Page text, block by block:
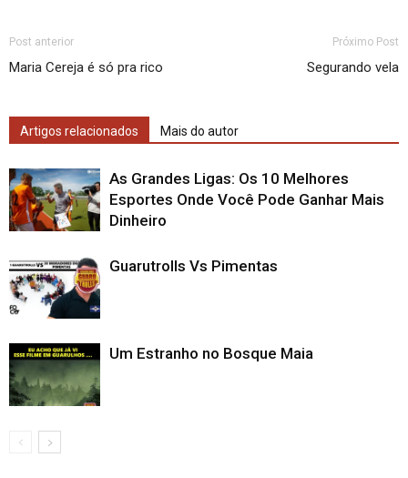
Post anterior
Maria Cereja é só pra rico
Próximo Post
Segurando vela
Artigos relacionados Mais do autor
As Grandes Ligas: Os 10 Melhores
Esportes Onde Você Pode Ganhar Mais
Dinheiro
Guarutrolls Vs Pimentas
Um Estranho no Bosque Maia